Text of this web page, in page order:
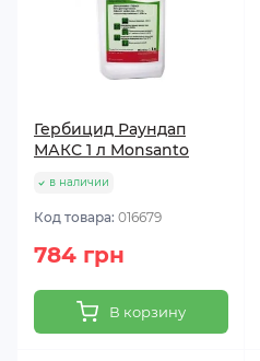
Гербицид Раундап
МАКС 1 л Monsanto
в наличии
Код товара: 016679
784 грн
В корзину